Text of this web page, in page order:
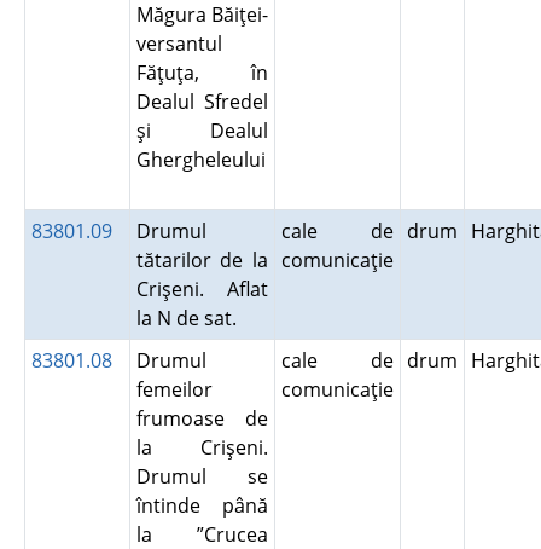
Măgura Băiţei-
versantul
Făţuţa, în
Dealul Sfredel
şi Dealul
Ghergheleului
83801.09
Drumul
tătarilor de la
Crişeni. Aflat
la N de sat.
cale de
comunicaţie
drum
83801.08
Drumul
femeilor
frumoase de
la Crişeni.
Drumul se
întinde până
la ”Crucea
cale de
comunicaţie
drum